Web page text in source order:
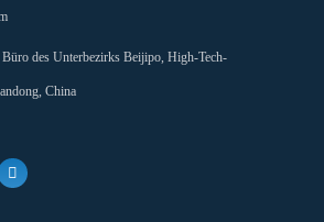
des Unterbezirks Beijipo, High-Tech-
China